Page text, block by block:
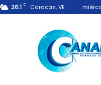
26.1 C Caracas, VE
Canaemte.org.ve